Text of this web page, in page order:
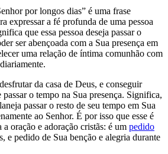
por longos dias” é uma frase
expressar a fé profunda de uma pessoa
que essa pessoa deseja passar o
ser abençoada com a Sua presença em
uma relação de íntima comunhão com
da casa de Deus, e conseguir
o tempo na Sua presença. Significa,
passar o resto de seu tempo em Sua
ao Senhor. É por isso que esse é
oração e adoração cristãs: é um pedido
e pedido de Sua benção e alegria durante